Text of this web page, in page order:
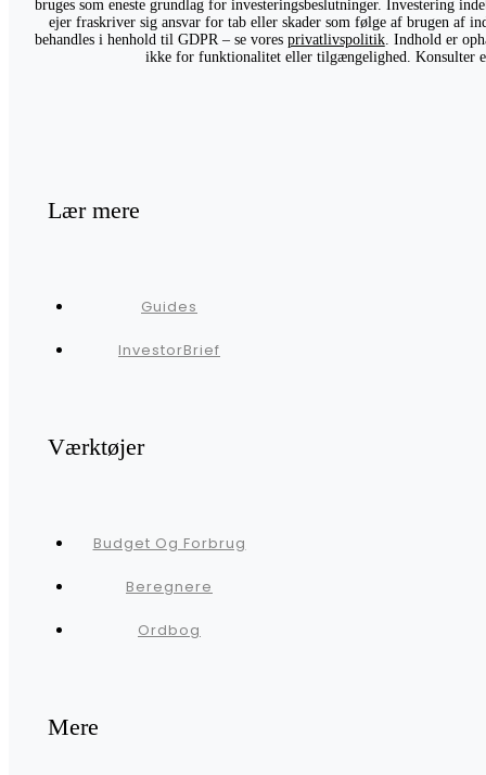
bruges som eneste grundlag for investeringsbeslutninger. Investering
ejer fraskriver sig ansvar for tab eller skader som følge af brugen af
behandles i henhold til GDPR – se vores privatlivspolitik. Indhold er
ikke for funktionalitet eller tilgængelighed. Konsulter
Lær mere
Guides
InvestorBrief
Værktøjer
Budget Og Forbrug
Beregnere
Ordbog
Mere